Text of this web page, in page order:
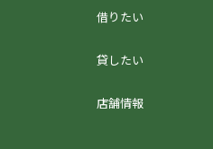
借りたい
貸したい
店舗情報